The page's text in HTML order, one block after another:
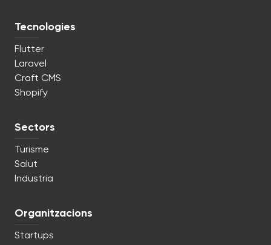
Tecnologies
Flutter
Laravel
Craft CMS
Shopify
Sectors
Turisme
Salut
Industria
Organitzacions
Startups